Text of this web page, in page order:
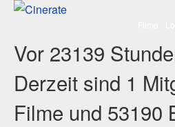
Vor 23139
Derzeit sind 1
Filme und 53190